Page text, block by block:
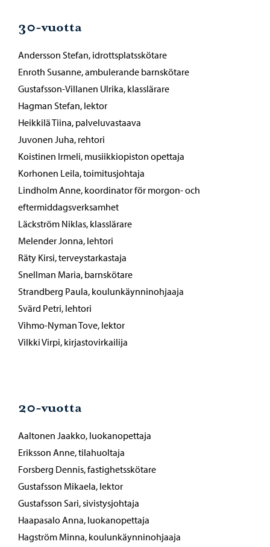
30-vuotta
Andersson Stefan, idrottsplatsskötare
Enroth Susanne, ambulerande barnskötare
Gustafsson-Villanen Ulrika, klasslärare
Hagman Stefan, lektor
Heikkilä Tiina, palveluvastaava
Juvonen Juha, rehtori
Koistinen Irmeli, musiikkiopiston opettaja
Korhonen Leila, toimitusjohtaja
Lindholm Anne, koordinator för morgon- och
eftermiddagsverksamhet
Läckström Niklas, klasslärare
Melender Jonna, lehtori
Räty Kirsi, terveystarkastaja
Snellman Maria, barnskötare
Strandberg Paula, koulunkäynninohjaaja
Svärd Petri, lehtori
Vihmo-Nyman Tove, lektor
Vilkki Virpi, kirjastovirkailija
20-vuotta
Aaltonen Jaakko, luokanopettaja
Eriksson Anne, tilahuoltaja
Forsberg Dennis, fastighetsskötare
Gustafsson Mikaela, lektor
Gustafsson Sari, sivistysjohtaja
Haapasalo Anna, luokanopettaja
Hagström Minna, koulunkäynninohjaaja